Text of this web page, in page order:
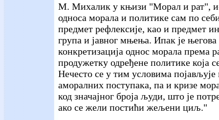
М. Михалик у књизи "Морал и рат",
односа морала и политике сам по
предмет рефлексије, као и предмет
група и јавног мњења. Ипак је његова
конкретизација однос морала према
продужетку одређене политике која
Нечесто се у тим условима појављује
аморалних поступака, па и кризе
код значајног броја људи, што је
ако се жели постићи жељени циљ."